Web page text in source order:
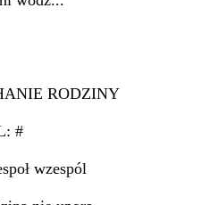
RODZINY
#
wzespól